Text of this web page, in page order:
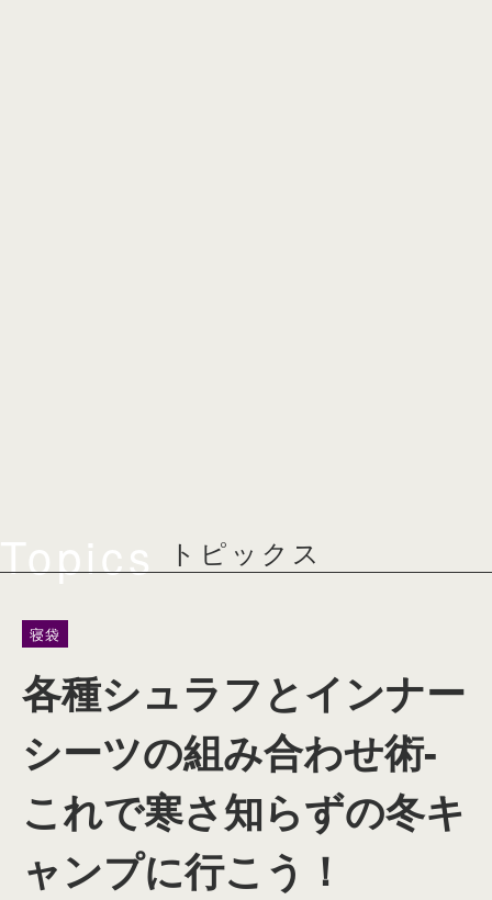
Topics トピックス
寝袋
各種シュラフとインナー
シーツの組み合わせ術-
これで寒さ知らずの冬キ
ャンプに行こう！